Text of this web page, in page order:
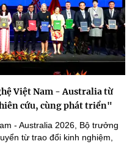
Việt Nam - Australia từ
cứu, cùng phát triển"
- Australia 2026, Bộ trưởng
từ trao đổi kinh nghiệm,